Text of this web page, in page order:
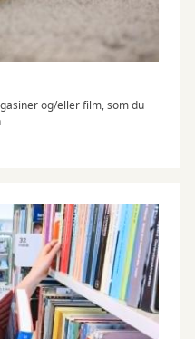
og/eller film, som du